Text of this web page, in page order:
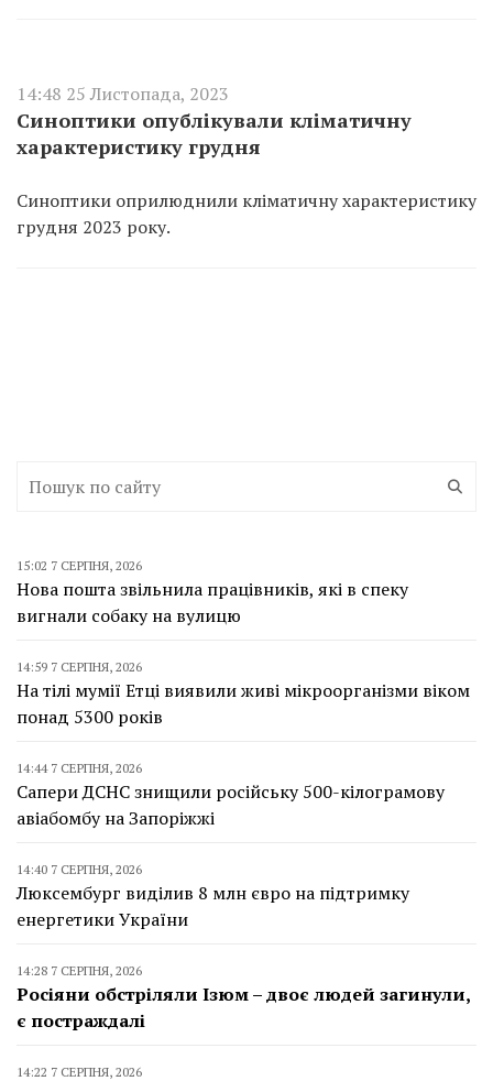
14:48 25 Листопада, 2023
Синоптики опублікували кліматичну
характеристику грудня
Синоптики оприлюднили кліматичну характеристику
грудня 2023 року.
15:02 7 СЕРПНЯ, 2026
Нова пошта звільнила працівників, які в спеку
вигнали собаку на вулицю
14:59 7 СЕРПНЯ, 2026
На тілі мумії Етці виявили живі мікроорганізми віком
понад 5300 років
14:44 7 СЕРПНЯ, 2026
Сапери ДСНС знищили російську 500-кілограмову
авіабомбу на Запоріжжі
14:40 7 СЕРПНЯ, 2026
Люксембург виділив 8 млн євро на підтримку
енергетики України
14:28 7 СЕРПНЯ, 2026
Росіяни обстріляли Ізюм – двоє людей загинули,
є постраждалі
14:22 7 СЕРПНЯ, 2026